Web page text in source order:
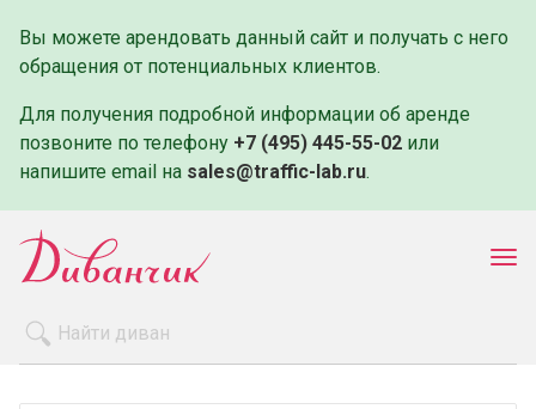
Вы можете арендовать данный сайт и получать с него
обращения от потенциальных клиентов.
Для получения подробной информации об аренде
позвоните по телефону +7 (495) 445-55-02 или
напишите email на sales@traffic-lab.ru.